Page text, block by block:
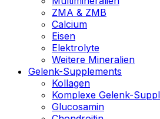
ZMA & ZMB
Calcium
Eisen
Elektrolyte
Weitere Mineralien
Gelenk-Supplements
Kollagen
Komplexe Gelenk-
Glucosamin